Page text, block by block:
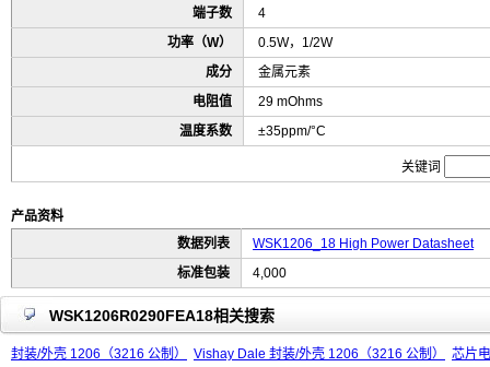
端子数
4
功率（W）
0.5W，1/2W
成分
金属元素
电阻值
29 mOhms
温度系数
±35ppm/°C
关键词
产品资料
数据列表
WSK1206_18 High Power Datasheet
标准包装
4,000
WSK1206R0290FEA18相关搜索
封装/外壳 1206（3216 公制） Vishay Dale 封装/外壳 1206（3216 公制）
芯片